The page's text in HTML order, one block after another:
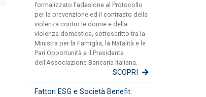
formalizzato l'adesione al Protocollo
per la prevenzione ed il contrasto della
violenza contro le donne e della
violenza domestica, sottoscritto tra la
Ministra per la Famiglia, la Natalità e le
Pari Opportunità e il Presidente
dell'Associazione Bancaria Italiana.
SCOPRI
Fattori ESG e Società Benefit: